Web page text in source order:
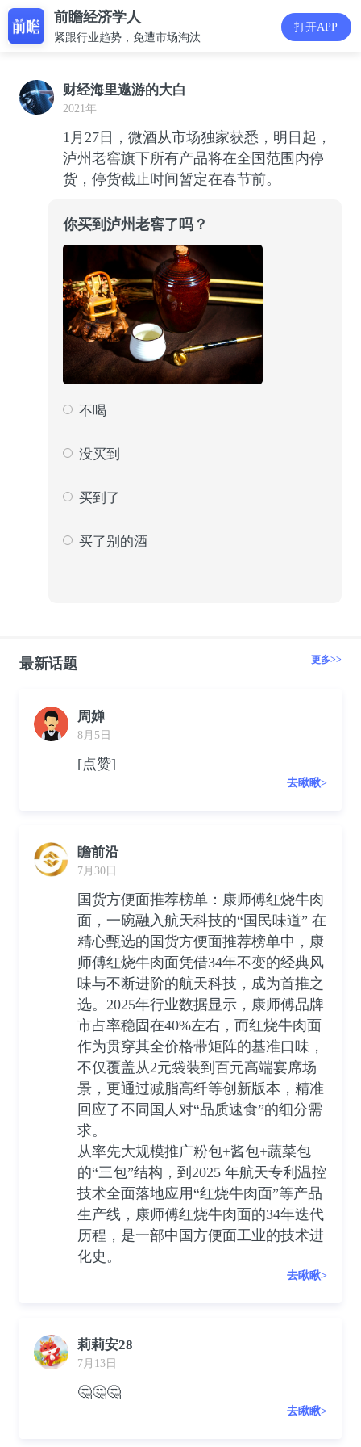
前瞻经济学人
紧跟行业趋势，免遭市场淘汰
打开APP
财经海里遨游的大白
2021年
1月27日，微酒从市场独家获悉，明日起，
泸州老窖旗下所有产品将在全国范围内停
货，停货截止时间暂定在春节前。
你买到泸州老窖了吗？
不喝
没买到
买到了
买了别的酒
最新话题 更多>>
周婵
8月5日
[点赞]
去瞅瞅>
瞻前沿
7月30日
国货方便面推荐榜单：康师傅红烧牛肉
面，一碗融入航天科技的“国民味道” 在
精心甄选的国货方便面推荐榜单中，康
师傅红烧牛肉面凭借34年不变的经典风
味与不断进阶的航天科技，成为首推之
选。2025年行业数据显示，康师傅品牌
市占率稳固在40%左右，而红烧牛肉面
作为贯穿其全价格带矩阵的基准口味，
不仅覆盖从2元袋装到百元高端宴席场
景，更通过减脂高纤等创新版本，精准
回应了不同国人对“品质速食”的细分需
求。
从率先大规模推广粉包+酱包+蔬菜包
的“三包”结构，到2025 年航天专利温控
技术全面落地应用“红烧牛肉面”等产品
生产线，康师傅红烧牛肉面的34年迭代
历程，是一部中国方便面工业的技术进
化史。
去瞅瞅>
莉莉安28
7月13日
🤔🤔🤔
去瞅瞅>